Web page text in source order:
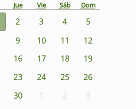
Jue Vie Sáb Dom
2 3 4
5
9 10 11
12
16 17 18
19
23 24 25
26
30 1 2 3